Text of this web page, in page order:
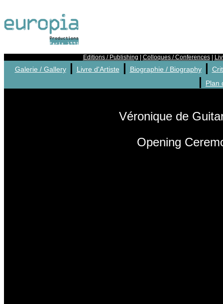
Editions / Publishing Colloques / Conferences|
Galerie / Gallery| Livre d'Artiste | Biographie / Biography|
| Plan
Véronique de
Opening